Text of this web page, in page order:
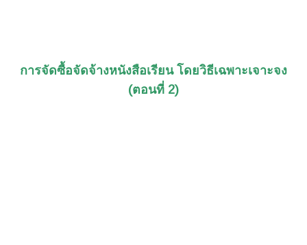
การจัดซื้อจัดจ้างหนังสือเรียน โดยวิธีเฉพาะเจาะจง
(ตอนที่ 2)